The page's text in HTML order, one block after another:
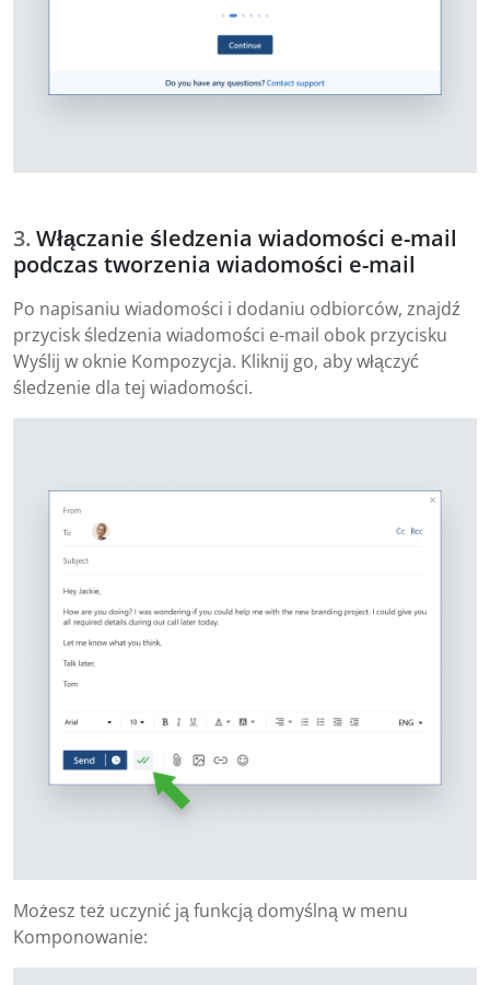
Włączanie śledzenia wiadomości e-mail
podczas tworzenia wiadomości e-mail
Po napisaniu wiadomości i dodaniu odbiorców, znajdź
przycisk śledzenia wiadomości e-mail obok przycisku
Wyślij w oknie Kompozycja. Kliknij go, aby włączyć
śledzenie dla tej wiadomości.
Możesz też uczynić ją funkcją domyślną w menu
Komponowanie: